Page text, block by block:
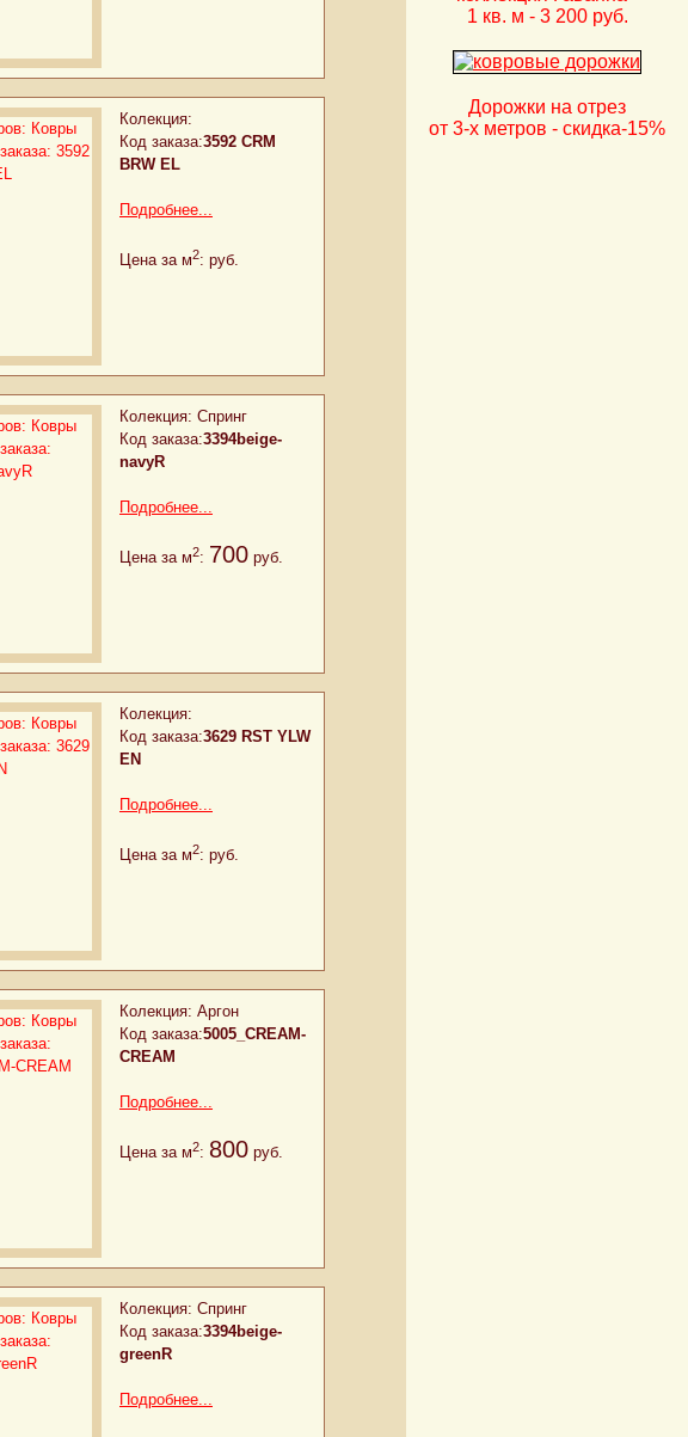
Колекция:
Код заказа:3592 CRM
BRW EL
Подробнее...
Цена за м2: руб.
Колекция: Спринг
Код заказа:3394beige-
navyR
Подробнее...
Цена за м2: 700 руб.
Колекция:
Код заказа:3629 RST YLW
EN
Подробнее...
Цена за м2: руб.
Колекция: Аргон
Код заказа:5005_CREAM-
CREAM
Подробнее...
Цена за м2: 800 руб.
Колекция: Спринг
Код заказа:3394beige-
greenR
Подробнее...
1 кв. м - 3 200 руб.
Дорожки на отрез
от 3-х метров - скидка-15%